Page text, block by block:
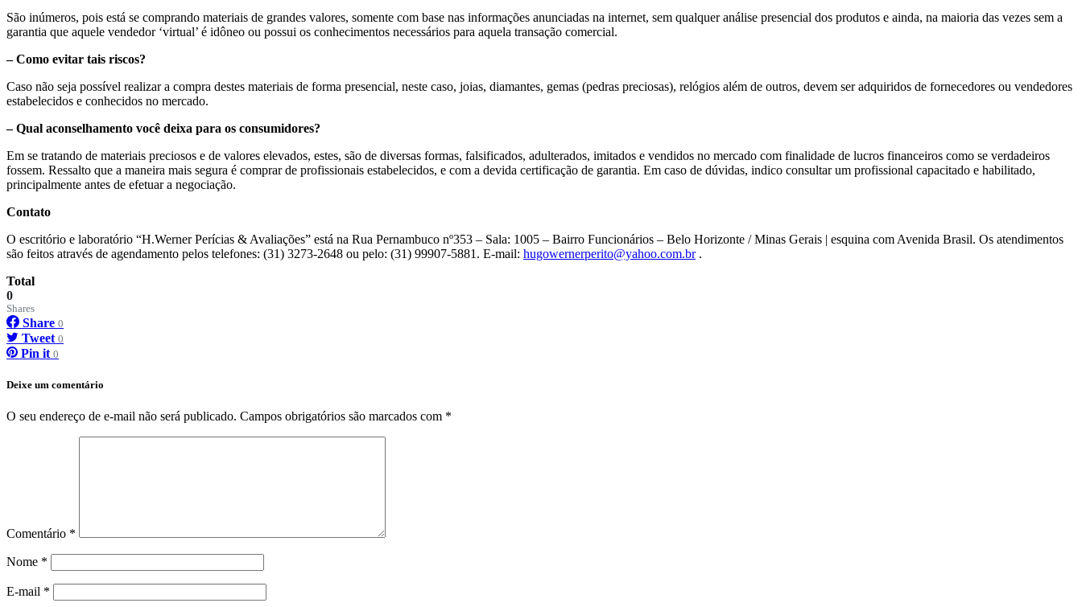
São inúmeros, pois está se comprando materiais de grandes valores, somente com base nas informações anunciadas na internet, sem qualquer análise presencial dos produtos e ainda, na maioria das vezes sem a
garantia que aquele vendedor ‘virtual’ é idôneo ou possui os conhecimentos necessários para aquela transação comercial.
– Como evitar tais riscos?
Caso não seja possível realizar a compra destes materiais de forma presencial, neste caso, joias, diamantes, gemas (pedras preciosas), relógios além de outros, devem ser adquiridos de fornecedores ou vendedores
estabelecidos e conhecidos no mercado.
– Qual aconselhamento você deixa para os consumidores?
Em se tratando de materiais preciosos e de valores elevados, estes, são de diversas formas, falsificados, adulterados, imitados e vendidos no mercado com finalidade de lucros financeiros como se verdadeiros
fossem. Ressalto que a maneira mais segura é comprar de profissionais estabelecidos, e com a devida certificação de garantia. Em caso de dúvidas, indico consultar um profissional capacitado e habilitado,
principalmente antes de efetuar a negociação.
Contato
O escritório e laboratório “H.Werner Perícias & Avaliações” está na Rua Pernambuco nº353 – Sala: 1005 – Bairro Funcionários – Belo Horizonte / Minas Gerais | esquina com Avenida Brasil. Os atendimentos
são feitos através de agendamento pelos telefones: (31) 3273-2648 ou pelo: (31) 99907-5881. E-mail: hugowernerperito@yahoo.com.br.
Total
0
Shares
Share 0
Tweet 0
Pin it 0
Deixe um comentário
O seu endereço de e-mail não será publicado. Campos obrigatórios são marcados com *
Comentário *
Nome *
E-mail *